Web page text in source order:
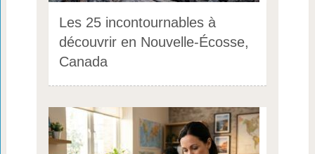
Les 25 incontournables à
découvrir en Nouvelle-Écosse,
Canada